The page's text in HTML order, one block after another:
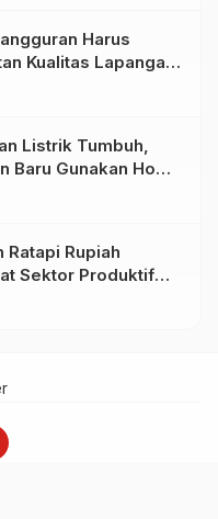
Harus
Kualitas Lapangan
Listrik Tumbuh,
Baru Gunakan Home
PLN pada
Ratapi Rupiah
Sektor Produktif